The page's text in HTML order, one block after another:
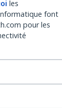
les
font
pour les